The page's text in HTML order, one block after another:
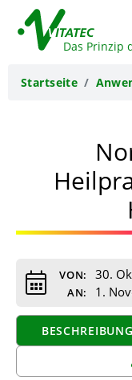
Das Prinzip
Startseite
VON: 30.
AN: 1.
BESCHREIBUNG